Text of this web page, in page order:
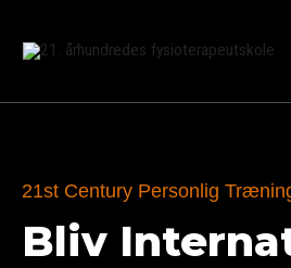
21st Century Personlig
Bliv